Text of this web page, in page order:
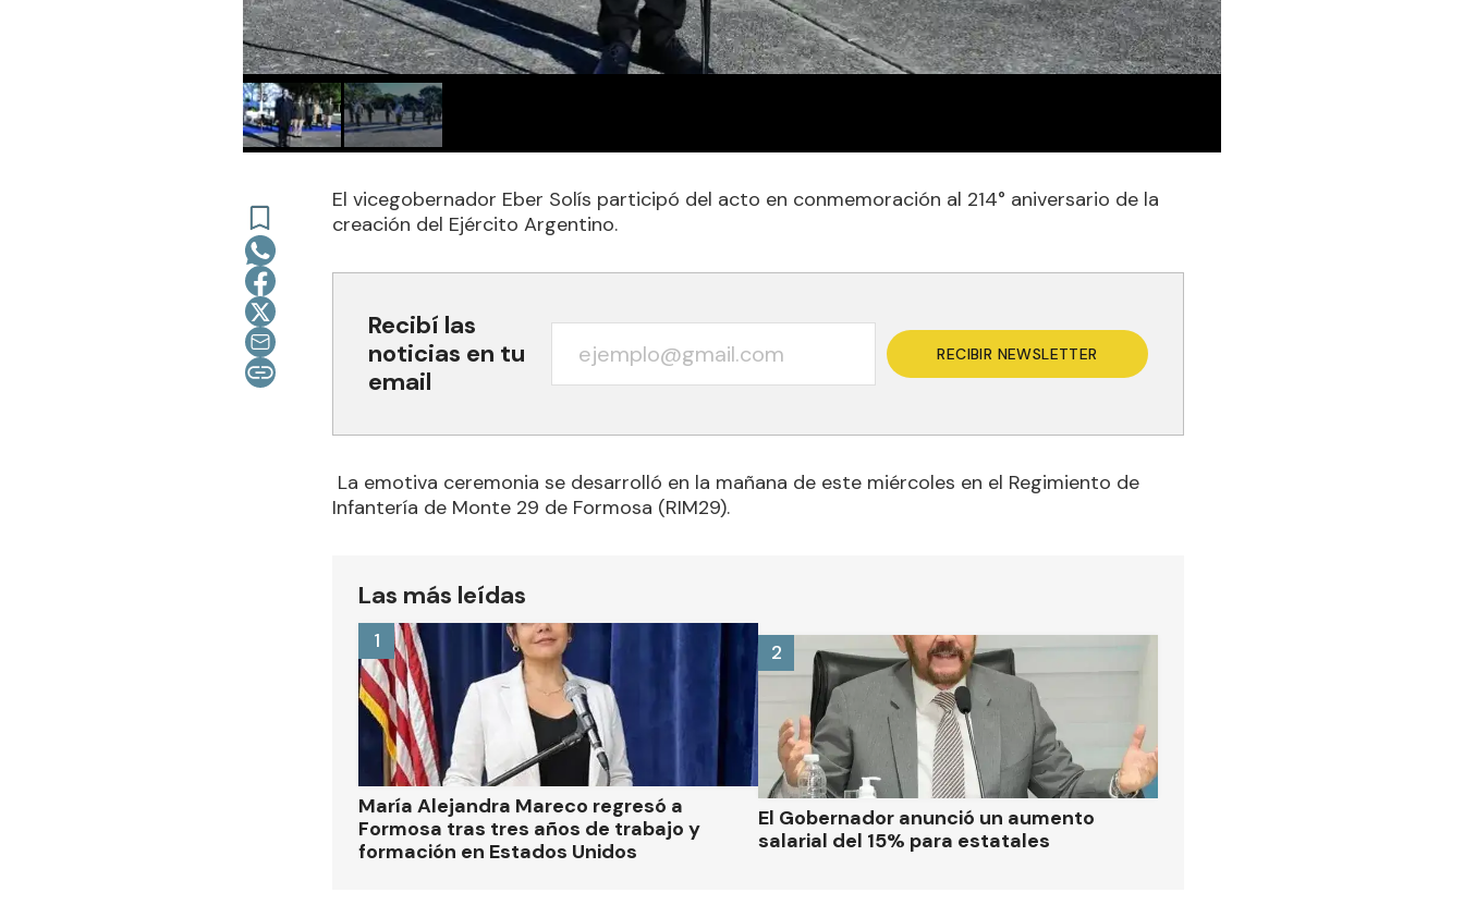
El vicegobernador Eber Solís participó del acto en conmemoración al 214° aniversario de la
creación del Ejército Argentino.
Recibí las
noticias en tu
email
RECIBIR NEWSLETTER
La emotiva ceremonia se desarrolló en la mañana de este miércoles en el Regimiento de
Infantería de Monte 29 de Formosa (RIM29).
Las más leídas
María Alejandra Mareco regresó a
Formosa tras tres años de trabajo y
formación en Estados Unidos
1
El Gobernador anunció un aumento
salarial del 15% para estatales
2